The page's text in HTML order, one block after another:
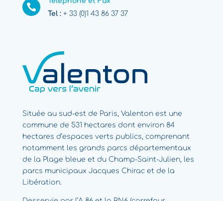

Tel :+ 33 (0)1 43 86 37 37
Située au sud-est de Paris, Valenton est une
commune de 531 hectares dont environ 84
hectares d’espaces verts publics, comprenant
notamment les grands parcs départementaux
de la Plage bleue et du Champ-Saint-Julien, les
parcs municipaux Jacques Chirac et de la
Libération.